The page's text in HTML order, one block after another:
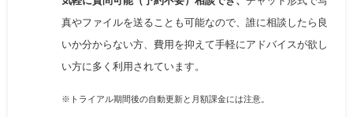
真やファイルを送ることも可能なので、 誰に相談したら良
いか分からない方、費用を抑えて手軽にアドバイスが欲し
い方に多く利用されています。
※トライアル期間後の自動更新と月額課金には注意。